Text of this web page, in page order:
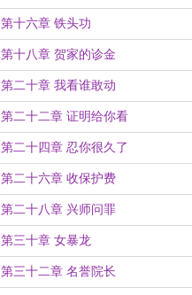
第十六章 铁头功
第十八章 贺家的诊金
第二十章 我看谁敢动
第二十二章 证明给你看
第二十四章 忍你很久了
第二十六章 收保护费
第二十八章 兴师问罪
第三十章 女暴龙
第三十二章 名誉院长